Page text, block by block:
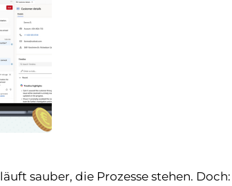
sauber, die Prozesse stehen.